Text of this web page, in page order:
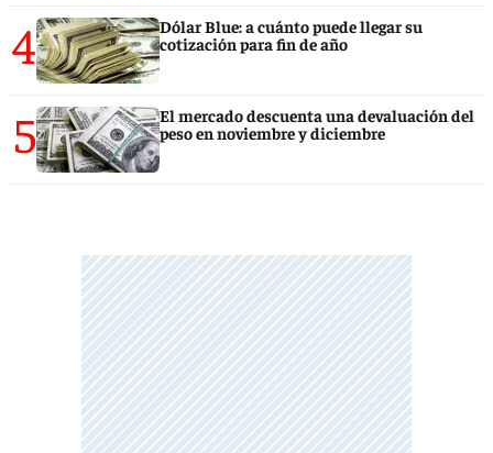
4
Dólar Blue: a cuánto puede llegar su
cotización para fin de año
5
El mercado descuenta una devaluación del
peso en noviembre y diciembre